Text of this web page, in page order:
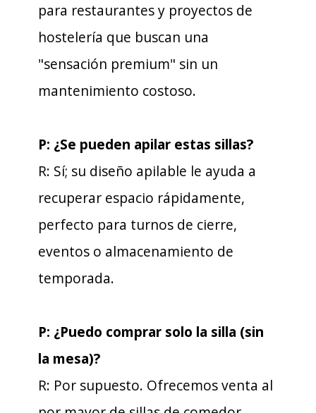
para restaurantes y proyectos de
hostelería que buscan una
"sensación premium" sin un
mantenimiento costoso.
P: ¿Se pueden apilar estas sillas?
R: Sí; su diseño apilable le ayuda a
recuperar espacio rápidamente,
perfecto para turnos de cierre,
eventos o almacenamiento de
temporada.
P: ¿Puedo comprar solo la silla (sin
la mesa)?
R: Por supuesto. Ofrecemos venta al